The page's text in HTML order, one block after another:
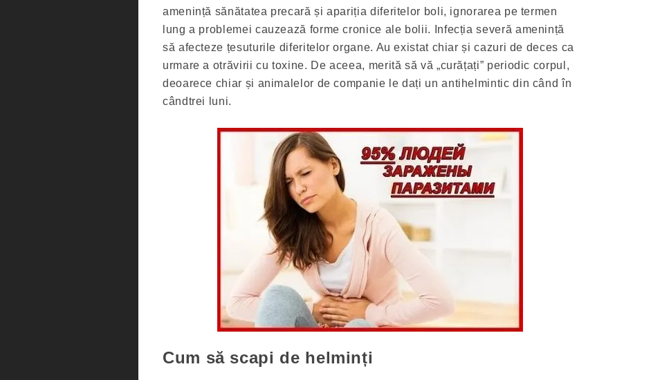
amenință sănătatea precară și apariția diferitelor boli, ignorarea pe termen
lung a problemei cauzează forme cronice ale bolii. Infecția severă amenință
să afecteze țesuturile diferitelor organe. Au existat chiar și cazuri de deces ca
urmare a otrăvirii cu toxine. De aceea, merită să vă „curățați” periodic corpul,
deoarece chiar și animalelor de companie le dați un antihelmintic din când în
cândtrei luni.
Cum să scapi de helminți